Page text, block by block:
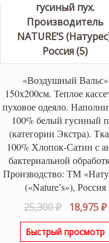
«Воздушный Вальс»
150х200см. Теплое
пуховое одеяло.
100% белый гусиный
(категории Экстра).
100% Хлопок-Сатин с
бактериальной
Производство: ТМ
(«Nature’s»), Россия
25,300₽
цена
составляла
18,975₽
Быстрый просмотр